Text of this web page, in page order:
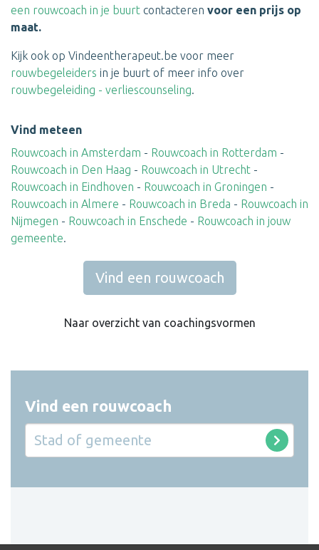
een rouwcoach in je buurt contacteren voor een prijs op
maat.
Kijk ook op Vindeentherapeut.be voor meer
rouwbegeleiders in je buurt of meer info over
rouwbegeleiding - verliescounseling.
Vind meteen
Rouwcoach in Amsterdam - Rouwcoach in Rotterdam -
Rouwcoach in Den Haag - Rouwcoach in Utrecht -
Rouwcoach in Eindhoven - Rouwcoach in Groningen -
Rouwcoach in Almere - Rouwcoach in Breda - Rouwcoach in
Nijmegen - Rouwcoach in Enschede - Rouwcoach in jouw
gemeente.
Vind een rouwcoach
Naar overzicht van coachingsvormen
Vind een rouwcoach